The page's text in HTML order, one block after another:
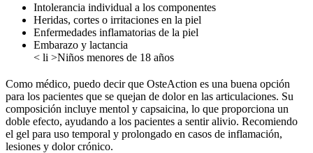
Intolerancia individual a los componentes
Heridas, cortes o irritaciones en la piel
Enfermedades inflamatorias de la piel
Embarazo y lactancia
< li >Niños menores de 18 años
Como médico, puedo decir que OsteAction es una buena opción
para los pacientes que se quejan de dolor en las articulaciones. Su
composición incluye mentol y capsaicina, lo que proporciona un
doble efecto, ayudando a los pacientes a sentir alivio. Recomiendo
el gel para uso temporal y prolongado en casos de inflamación,
lesiones y dolor crónico.